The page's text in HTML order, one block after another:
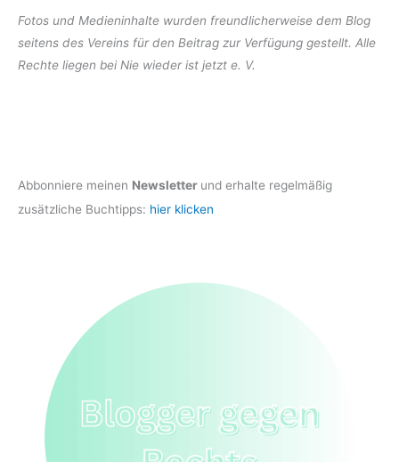
Fotos und Medieninhalte wurden freundlicherweise dem Blog
seitens des Vereins für den Beitrag zur Verfügung gestellt. Alle
Rechte liegen bei Nie wieder ist jetzt e. V.
Abbonniere meinen Newsletter und erhalte regelmäßig
zusätzliche Buchtipps: hier klicken